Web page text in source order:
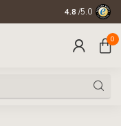
4.8 /5.0
0